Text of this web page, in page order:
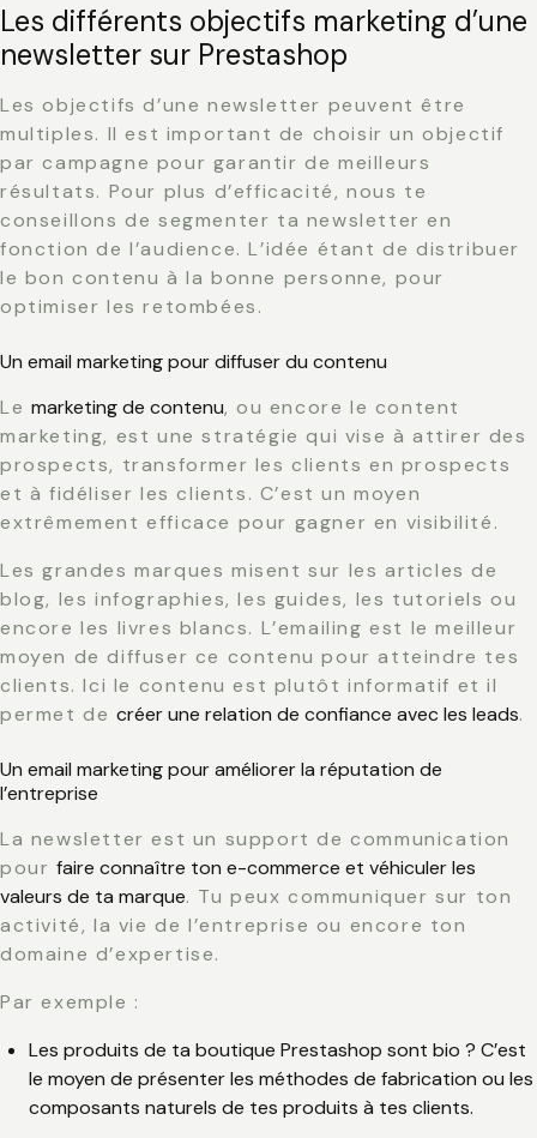
Les différents objectifs marketing d’une
newsletter sur Prestashop
Les objectifs d’une newsletter peuvent être
multiples. Il est important de choisir un objectif
par campagne pour garantir de meilleurs
résultats. Pour plus d’efficacité, nous te
conseillons de segmenter ta newsletter en
fonction de l’audience. L’idée étant de distribuer
le bon contenu à la bonne personne, pour
optimiser les retombées.
Un email marketing pour diffuser du contenu
Le marketing de contenu, ou encore le content
marketing, est une stratégie qui vise à attirer des
prospects, transformer les clients en prospects
et à fidéliser les clients. C’est un moyen
extrêmement efficace pour gagner en visibilité.
Les grandes marques misent sur les articles de
blog, les infographies, les guides, les tutoriels ou
encore les livres blancs. L’emailing est le meilleur
moyen de diffuser ce contenu pour atteindre tes
clients. Ici le contenu est plutôt informatif et il
permet de créer une relation de confiance avec les leads.
Un email marketing pour améliorer la réputation de
l’entreprise
La newsletter est un support de communication
pour faire connaître ton e-commerce et véhiculer les
valeurs de ta marque. Tu peux communiquer sur ton
activité, la vie de l’entreprise ou encore ton
domaine d’expertise.
Par exemple :
Les produits de ta boutique Prestashop sont bio ? C’est
le moyen de présenter les méthodes de fabrication ou les
composants naturels de tes produits à tes clients.